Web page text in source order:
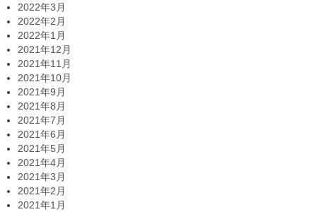
2022年3月
2022年2月
2022年1月
2021年12月
2021年11月
2021年10月
2021年9月
2021年8月
2021年7月
2021年6月
2021年5月
2021年4月
2021年3月
2021年2月
2021年1月